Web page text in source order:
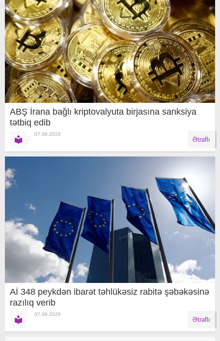
ABŞ İrana bağlı kriptovalyuta birjasına sanksiya
tətbiq edib
07.08.2026
Ətraflı
Aİ 348 peykdən ibarət təhlükəsiz rabitə şəbəkəsinə
razılıq verib
07.08.2026
Ətraflı